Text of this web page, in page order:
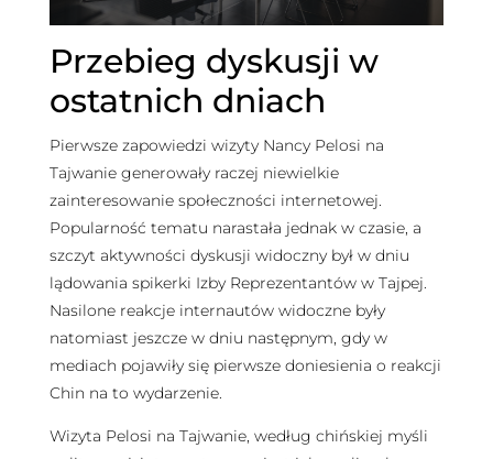
Przebieg dyskusji w
ostatnich dniach
Pierwsze zapowiedzi wizyty Nancy Pelosi na
Tajwanie generowały raczej niewielkie
zainteresowanie społeczności internetowej.
Popularność tematu narastała jednak w czasie, a
szczyt aktywności dyskusji widoczny był w dniu
lądowania spikerki Izby Reprezentantów w Tajpej.
Nasilone reakcje internautów widoczne były
natomiast jeszcze w dniu następnym, gdy w
mediach pojawiły się pierwsze doniesienia o reakcji
Chin na to wydarzenie.
Wizyta Pelosi na Tajwanie, według chińskiej myśli